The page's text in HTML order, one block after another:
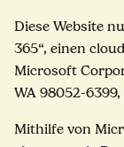
Diese Website
365“, einen
Microsoft
WA 98052-6399,
Mithilfe von